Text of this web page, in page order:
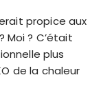
propice aux
? C’était
plus
de la chaleur